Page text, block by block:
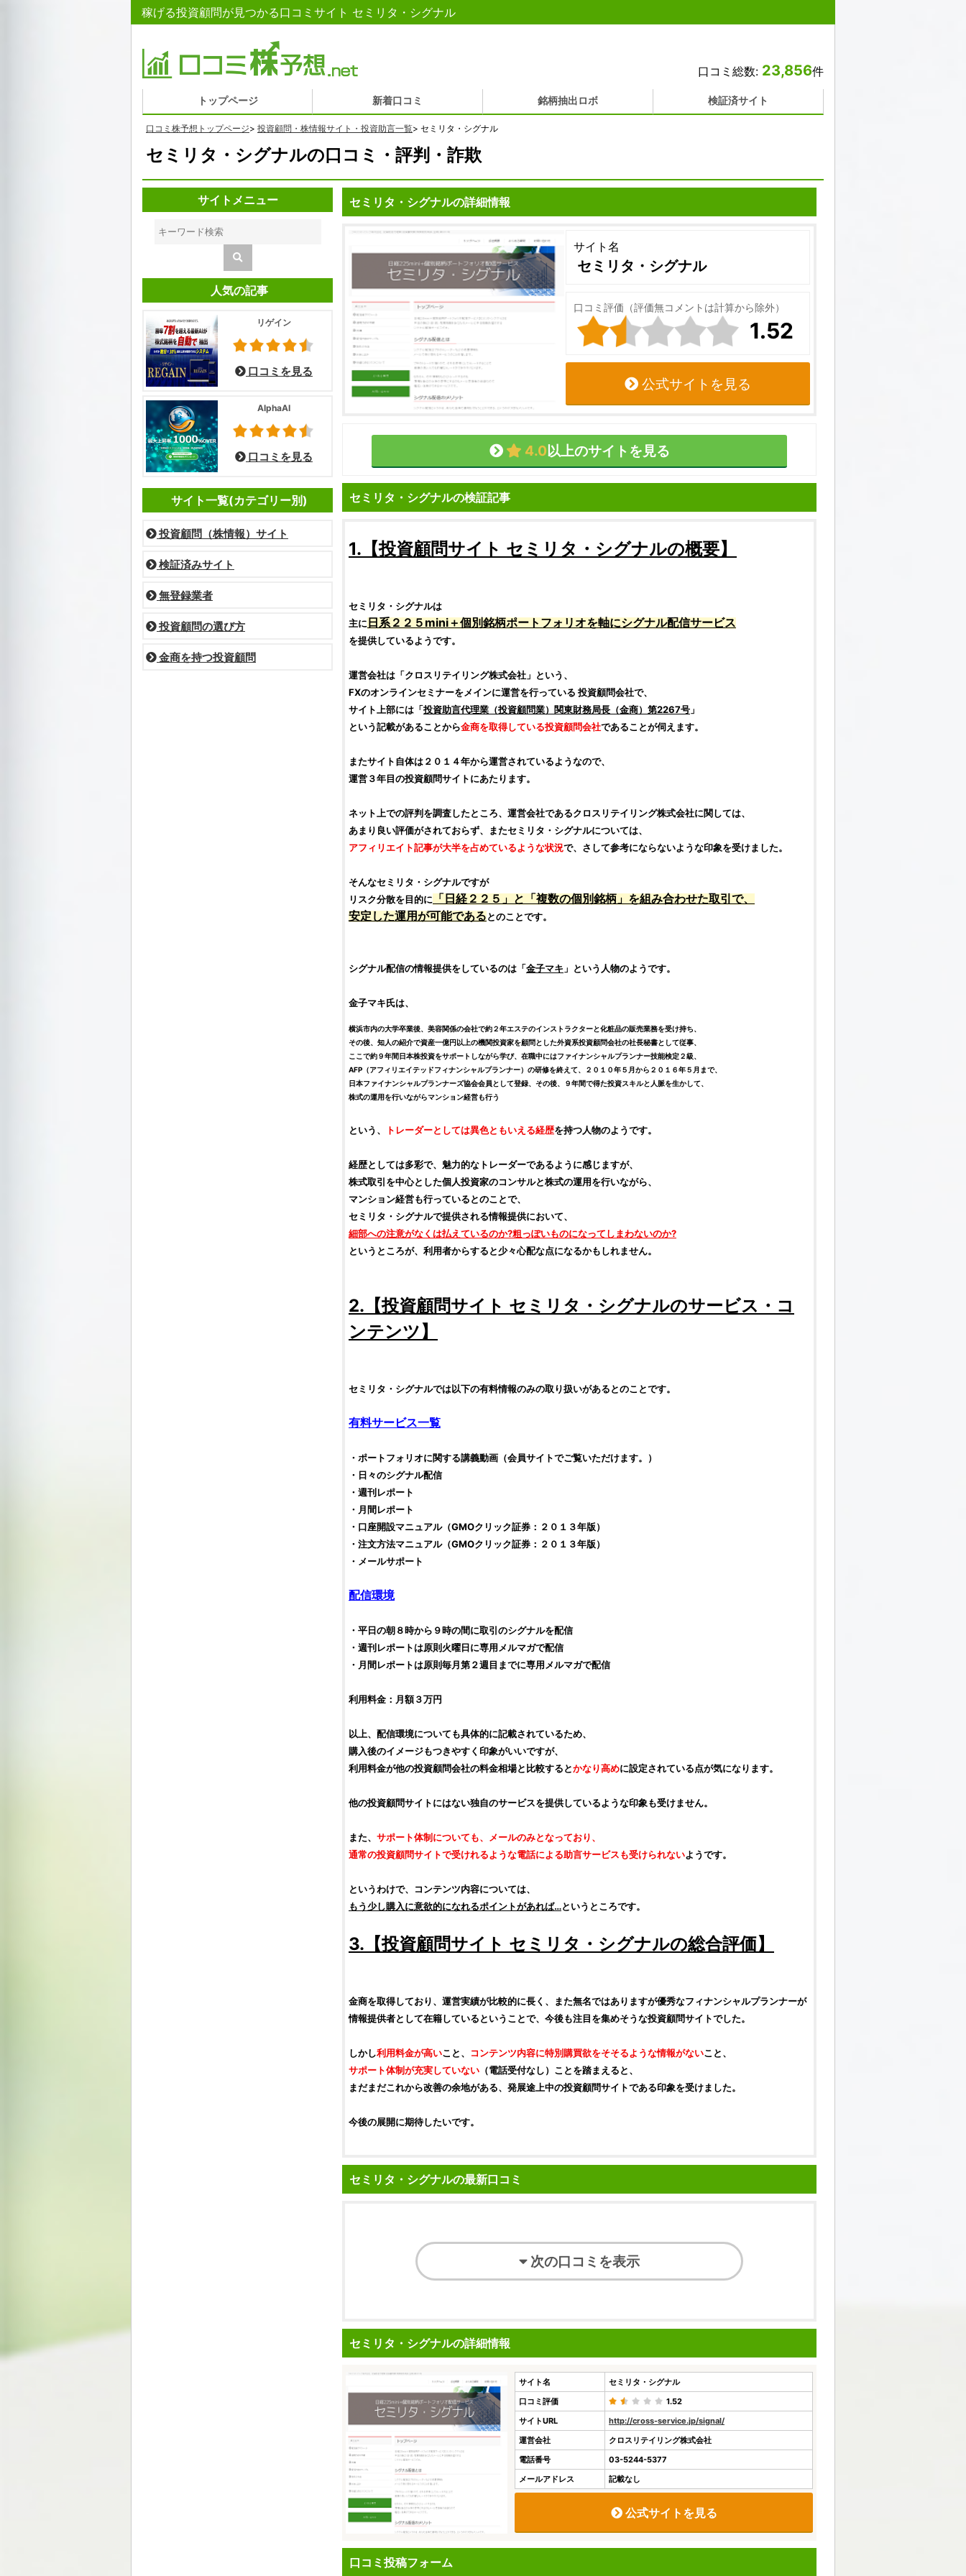
稼げる投資顧問が見つかる口コミサイト セミリタ・シグナル
口コミ総数: 23,856件
トップページ 新着口コミ 銘柄抽出ロボ 検証済サイト
口コミ株予想トップページ> 投資顧問・株情報サイト・投資助言一覧> セミリタ・シグナル
セミリタ・シグナルの口コミ・評判・詐欺
セミリタ・シグナルの詳細情報
サイト名
セミリタ・シグナル
口コミ評価（評価無コメントは計算から除外）
1.52
公式サイトを見る
4.0以上のサイトを見る
セミリタ・シグナルの検証記事
1.【投資顧問サイト セミリタ・シグナルの概要】
セミリタ・シグナルは
主に 日系２２５mini＋個別銘柄ポートフォリオを軸にシグナル配信サービス
を提供しているようです。
運営会社は「クロスリテイリング株式会社 」という、
FXのオンラインセミナーをメインに運営を行っている 投資顧問会社で、
サイト上部には「投資助言代理業（投資顧問業）関東財務局長（金商）第2267号 」
という記載があることから金商を取得している投資顧問会社であることが伺えます。
またサイト自体は２０１４年から運営されているようなので、
運営３年目の投資顧問サイトにあたります。
ネット上での評判を調査したところ、運営会社であるクロスリテイリング株式会社に関しては、
あまり良い評価がされておらず、またセミリタ・シグナルについては、
アフィリエイト記事が大半を占めているような状況で、さして参考にならないような印象を受けました。
そんなセミリタ・シグナルですが
リスク分散を目的に
「 日経２２５ 」と「複数の個別銘柄 」を組み合わせた取引 で、
安定した運用が可能であるとのことです。
シグナル配信の情報提供をしているのは「金子マキ 」という人物のようです。
金子マキ氏は、
横浜市内の大学卒業後、美容関係の会社で約２年エステのインストラクターと化粧品の販売業務を受け持ち、
その後、知人の紹介で資産一億円以上の機関投資家を顧問とした外資系投資顧問会社の社長秘書として従事、
ここで約９年間日本株投資をサポートしながら学び、在職中にはファイナンシャルプランナー技能検定２級、
AFP（アフィリエイテッドフィナンシャルプランナー）の研修を終えて、２０１０年５月から２０１６年５月まで、
日本ファイナンシャルプランナーズ協会会員として登録、その後、９年間で得た投資スキルと人脈を生かして、
株式の運用を行いながらマンション経営も行う
という、 トレーダーとしては異色ともいえる経歴を持つ人物のようです。
経歴としては多彩で、魅力的な トレーダーであるように感じますが、
株式取引を中心とした個人投資家のコンサルと株式の運用を行いながら、
マンション経営も行っているとのことで、
セミリタ・シグナルで提供される情報提供において、
細部への注意がなくは払えているのか?粗っぽいものになってしまわないのか?
というところが、利用者からすると少々心配な点になるかもしれません。
2.【投資顧問サイト セミリタ・シグナルのサービス・コ
ンテンツ】
セミリタ・シグナルでは以下の有料情報のみの取り扱いがあるとのことです。
有料サービス一覧
・ ポートフォリオに関する講義動画（会員サイトでご覧いただけます。）
・日々のシグナル配信
・週刊レポート
・月間レポート
・口座開設マニュアル（GMOクリック証券：２０１３年版）
・注文方法マニュアル（GMOクリック証券：２０１３年版）
・メールサポート
配信環境
・平日の朝８時から９時の間に取引のシグナルを配信
・週刊レポートは原則火曜日に専用メルマガで配信
・月間レポートは原則毎月第２週目までに専用メルマガで配信
利用料金：月額３万円
以上、配信環境についても具体的に記載されているため、
購入後のイメージもつきやすく印象がいいですが、
利用料金が他の投資顧問会社の料金相場と比較するとかなり高めに設定されている点が気になります。
他の投資顧問サイトにはない独自のサービスを提供しているような印象も受けません。
また、 サポート体制についても、メールのみとなっており、
通常の投資顧問サイトで受けれるような電話による助言サービスも受けられないようです。
というわけで、コンテンツ内容については、
もう少し購入に意欲的になれるポイントがあれば…というところです。
3.【投資顧問サイト セミリタ・シグナルの総合評価】
金商を取得しており、運営実績が比較的に長く、また無名ではありますが優秀なフィナンシャルプランナーが
情報提供者として在籍しているということで、今後も注目を集めそうな投資顧問サイトでした。
しかし利用料金が高いこと、 コンテンツ内容に特別購買欲をそそるような情報がないこと、
サポート体制が充実していない （電話受付なし）ことを踏まえると、
まだまだこれから改善の余地がある、発展途上中の投資顧問サイトである印象を受けました。
今後の展開に期待したいです。
セミリタ・シグナルの最新口コミ
次の口コミを表示
セミリタ・シグナルの詳細情報
サイト名
セミリタ・シグナル
口コミ評価
1.52
サイトURL
http://cross-service.jp/signal/
運営会社
クロスリテイリング株式会社
電話番号
03-5244-5377
メールアドレス
記載なし
公式サイトを見る
口コミ投稿フォーム
サイトメニュー
人気の記事
リゲイン
口コミを見る
AlphaAI
口コミを見る
サイト一覧(カテゴリー別)
投資顧問（株情報）サイト
検証済みサイト
無登録業者
投資顧問の選び方
金商を持つ投資顧問